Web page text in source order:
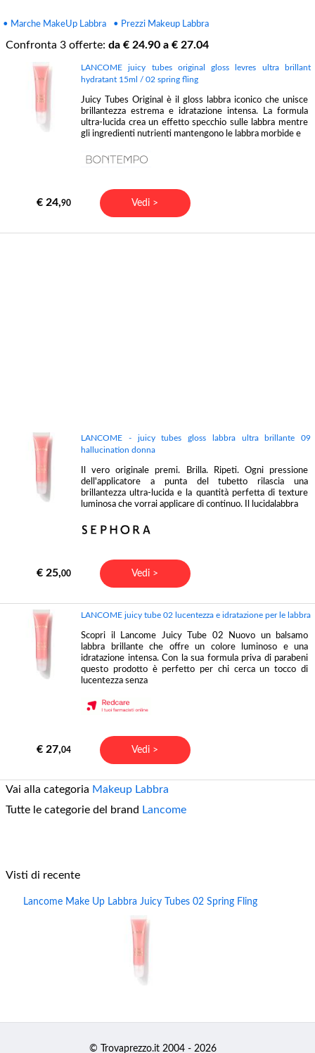
• Marche MakeUp Labbra • Prezzi Makeup Labbra
Confronta 3 offerte: da € 24.90 a € 27.04
LANCOME juicy tubes original gloss levres ultra brillant
hydratant 15ml / 02 spring fling
Juicy Tubes Original è il gloss labbra iconico che unisce
brillantezza estrema e idratazione intensa. La formula
ultra-lucida crea un effetto specchio sulle labbra mentre
gli ingredienti nutrienti mantengono le labbra morbide e
€ 24,90 Vedi >
LANCOME - juicy tubes gloss labbra ultra brillante 09
hallucination donna
Il vero originale premi. Brilla. Ripeti. Ogni pressione
dell'applicatore a punta del tubetto rilascia una
brillantezza ultra-lucida e la quantità perfetta di texture
luminosa che vorrai applicare di continuo. Il lucidalabbra
€ 25,00 Vedi >
LANCOME juicy tube 02 lucentezza e idratazione per le labbra
Scopri il Lancome Juicy Tube 02 Nuovo un balsamo
labbra brillante che offre un colore luminoso e una
idratazione intensa. Con la sua formula priva di parabeni
questo prodotto è perfetto per chi cerca un tocco di
lucentezza senza
€ 27,04 Vedi >
Vai alla categoria Makeup Labbra
Tutte le categorie del brand Lancome
Visti di recente
Lancome Make Up Labbra Juicy Tubes 02 Spring Fling
© Trovaprezzo.it 2004 - 2026